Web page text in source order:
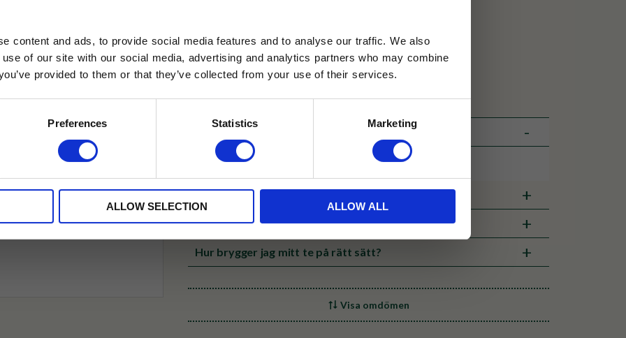
content and ads, to provide social media features and to analyse our traffic. We also
of our site with our social media, advertising and analytics partners who may combine
provided to them or that they’ve collected from your use of their services.
Preferences Statistics Marketing
ALLOW SELECTION ALLOW ALL
✓ Betala direkt eller inom 30 dagar
Fraktalternativ och leveranstid
Slår ni in paket?
Hur brygger jag mitt te på rätt sätt?
Visa omdömen
Läs mer
Rabatten fungerar endast
med andra erbjudanden.